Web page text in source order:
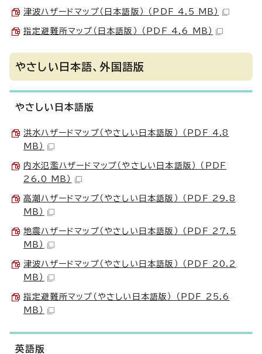
津波ハザードマップ（日本語版） （PDF 4.5 MB）
指定避難所マップ（日本語版） （PDF 4.6 MB）
やさしい日本語、外国語版
やさしい日本語版
洪水ハザードマップ（やさしい日本語版） （PDF 4.8
MB）
内水氾濫ハザードマップ（やさしい日本語版） （PDF
26.0 MB）
高潮ハザードマップ（やさしい日本語版） （PDF 29.8
MB）
地震ハザードマップ（やさしい日本語版） （PDF 27.5
MB）
津波ハザードマップ（やさしい日本語版） （PDF 20.2
MB）
指定避難所マップ（やさしい日本語版） （PDF 25.6
MB）
英語版